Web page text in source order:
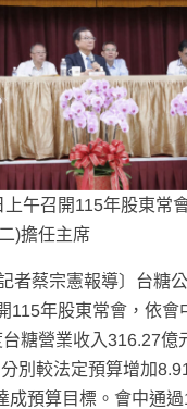
上午召開115年股東常
)擔任主席
者蔡宗憲報導〕台糖
115年股東常會，依會
台糖營業收入316.27億
別較法定預算增加
成預算目標。會中通